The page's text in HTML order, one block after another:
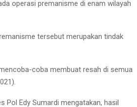
operasi premanisme di enam wilayah
tersebut merupakan tindak
coba membuat resah di semua
Pol Edy Sumardi mengatakan, hasil